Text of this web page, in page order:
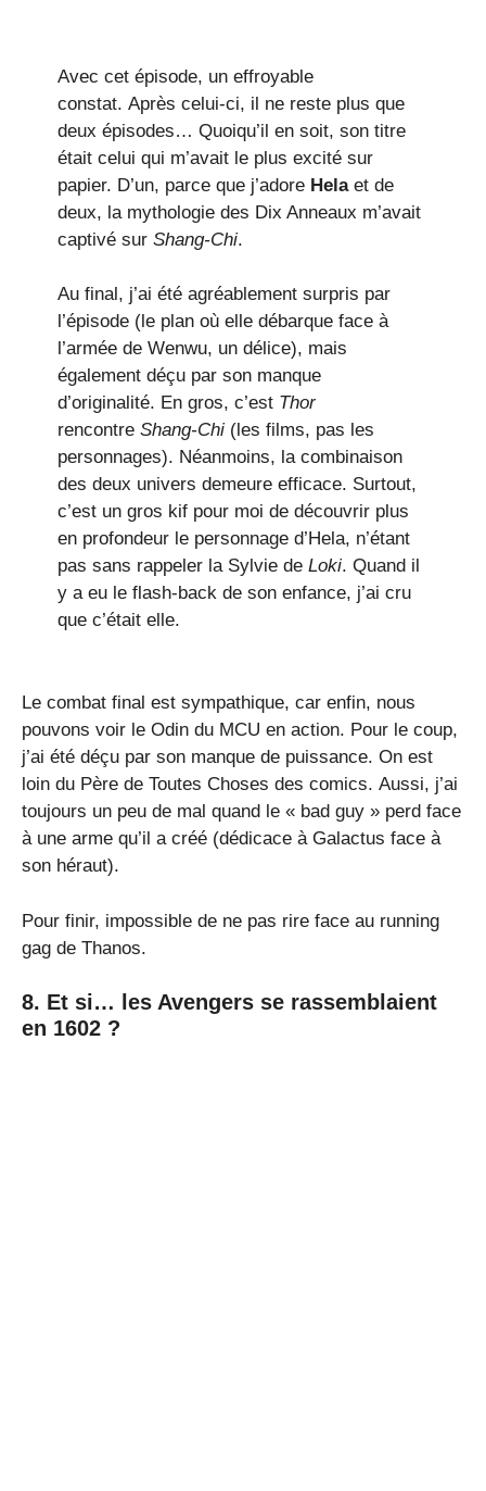
Avec cet épisode, un effroyable
constat. Après celui-ci, il ne reste plus que
deux épisodes… Quoiqu’il en soit, son titre
était celui qui m’avait le plus excité sur
papier. D’un, parce que j’adore Helaet de
deux, la mythologie des Dix Anneaux m’avait
captivé sur Shang-Chi.
Au final, j’ai été agréablement surpris par
l’épisode (le plan où elle débarque face à
l’armée de Wenwu, un délice), mais
également déçu par son manque
d’originalité. En gros, c’est Thor
rencontre Shang-Chi(les films, pas les
personnages). Néanmoins, la combinaison
des deux univers demeure efficace. Surtout,
c’est un gros kif pour moi de découvrir plus
en profondeur le personnage d’Hela, n’étant
pas sans rappeler la Sylvie de Loki. Quand il
y a eu le flash-back de son enfance, j’ai cru
que c’était elle.
Le combat final est sympathique, car enfin, nous
pouvons voir le Odin du MCU en action. Pour le coup,
j’ai été déçu par son manque de puissance. On est
loin du Père de Toutes Choses des comics. Aussi, j’ai
toujours un peu de mal quand le « bad guy » perd face
à une arme qu’il a créé (dédicace à Galactus face à
son héraut).
Pour finir, impossible de ne pas rire face au running
gag de Thanos.
8. Et si… les Avengers se rassemblaient
en 1602 ?